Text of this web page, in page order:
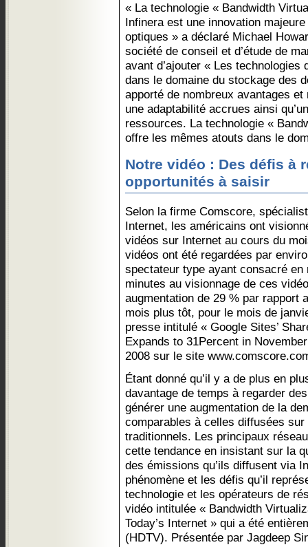
« La technologie « Bandwidth
Infinera est une innovation
optiques » a déclaré Michael
société de conseil et d’étude de
avant d’ajouter « Les
dans le domaine du stockage des
apporté de nombreux avantages
une adaptabilité accrues ainsi
ressources. La technologie «
offre les mêmes atouts dans le
Notre vidéo : Des défis à
opportunités à saisir
Selon la firme Comscore,
Internet, les américains ont
vidéos sur Internet au cours du
vidéos ont été regardées par
spectateur type ayant consacré
minutes au visionnage de ces
augmentation de 29 % par rapport
mois plus tôt, pour le mois de
presse intitulé « Google Sites’
Expands to 31Percent in
2008 sur le site
Étant donné qu’il y a de plus en
davantage de temps à regarder
générer une augmentation de la
comparables à celles diffusées
traditionnels. Les principaux
cette tendance en insistant sur la
des émissions qu’ils diffusent via
phénomène et les défis qu’il
technologie et les opérateurs de
vidéo intitulée « Bandwidth
Today’s Internet » qui a été
(HDTV). Présentée par Jagdeep